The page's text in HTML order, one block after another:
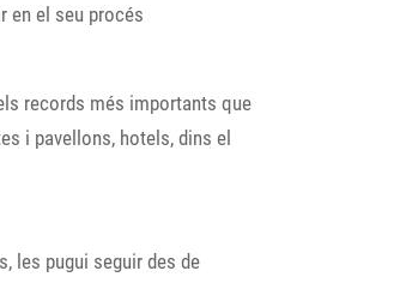
en el seu procés
records més importants que
i pavellons, hotels, dins el
les pugui seguir des de